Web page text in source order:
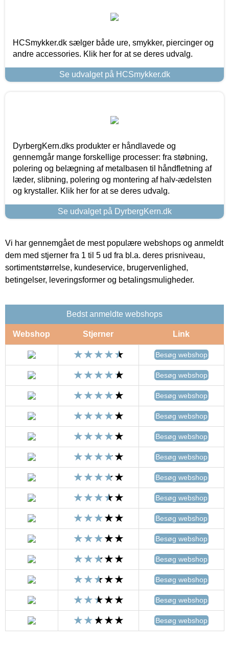
HCSmykker.dk sælger både ure, smykker, piercinger og
andre accessories. Klik her for at se deres udvalg.
Se udvalget på HCSmykker.dk
DyrbergKern.dks produkter er håndlavede og
gennemgår mange forskellige processer: fra støbning,
polering og belægning af metalbasen til håndfletning af
læder, slibning, polering og montering af halv-ædelsten
og krystaller. Klik her for at se deres udvalg.
Se udvalget på DyrbergKern.dk
Vi har gennemgået de mest populære webshops og anmeldt
dem med stjerner fra 1 til 5 ud fra bl.a. deres prisniveau,
sortimentstørrelse, kundeservice, brugervenlighed,
betingelser, leveringsformer og betalingsmuligheder.
Bedst anmeldte webshops
Webshop Stjerner Link
Besøg webshop
Besøg webshop
Besøg webshop
Besøg webshop
Besøg webshop
Besøg webshop
Besøg webshop
Besøg webshop
Besøg webshop
Besøg webshop
Besøg webshop
Besøg webshop
Besøg webshop
Besøg webshop